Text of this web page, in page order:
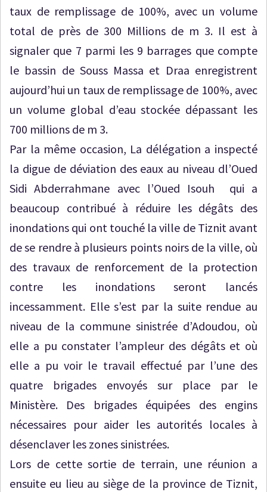
taux de remplissage de 100%, avec un volume
total de près de 300 Millions de m 3. Il est à
signaler que 7 parmi les 9 barrages que compte
le bassin de Souss Massa et Draa enregistrent
aujourd’hui un taux de remplissage de 100%, avec
un volume global d’eau stockée dépassant les
700 millions de m 3.
Par la même occasion, La délégation a inspecté
la digue de déviation des eaux au niveau dl’Oued
Sidi Abderrahmane avec l’Oued Isouh qui a
beaucoup contribué à réduire les dégâts des
inondations qui ont touché la ville de Tiznit avant
de se rendre à plusieurs points noirs de la ville, où
des travaux de renforcement de la protection
contre les inondations seront lancés
incessamment. Elle s’est par la suite rendue au
niveau de la commune sinistrée d’Adoudou, où
elle a pu constater l’ampleur des dégâts et où
elle a pu voir le travail effectué par l’une des
quatre brigades envoyés sur place par le
Ministère. Des brigades équipées des engins
nécessaires pour aider les autorités locales à
désenclaver les zones sinistrées.
Lors de cette sortie de terrain, une réunion a
ensuite eu lieu au siège de la province de Tiznit,